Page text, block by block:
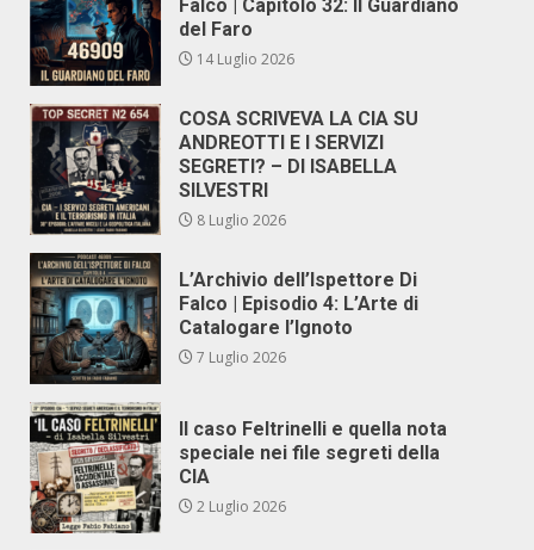
Falco | Capitolo 32: Il Guardiano
del Faro
14 Luglio 2026
COSA SCRIVEVA LA CIA SU
ANDREOTTI E I SERVIZI
SEGRETI? – DI ISABELLA
SILVESTRI
8 Luglio 2026
L’Archivio dell’Ispettore Di
Falco | Episodio 4: L’Arte di
Catalogare l’Ignoto
7 Luglio 2026
Il caso Feltrinelli e quella nota
speciale nei file segreti della
CIA
2 Luglio 2026